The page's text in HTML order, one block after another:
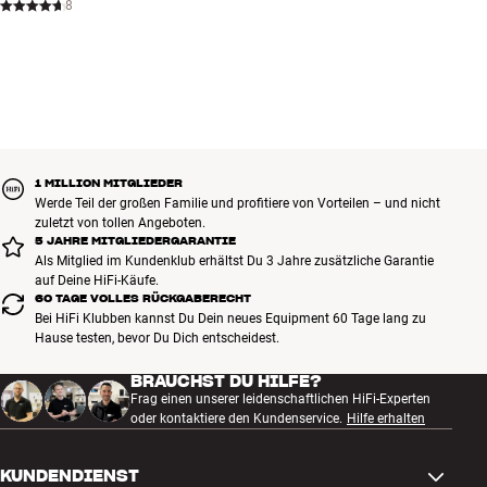
8
1 MILLION MITGLIEDER
Werde Teil der großen Familie und profitiere von Vorteilen – und nicht
zuletzt von tollen Angeboten.
5 JAHRE MITGLIEDERGARANTIE
Als Mitglied im Kundenklub erhältst Du 3 Jahre zusätzliche Garantie
auf Deine HiFi-Käufe.
60 TAGE VOLLES RÜCKGABERECHT
Bei HiFi Klubben kannst Du Dein neues Equipment 60 Tage lang zu
Hause testen, bevor Du Dich entscheidest.
BRAUCHST DU HILFE?
Frag einen unserer leidenschaftlichen HiFi-Experten
oder kontaktiere den Kundenservice. Hilfe erhalten
KUNDENDIENST